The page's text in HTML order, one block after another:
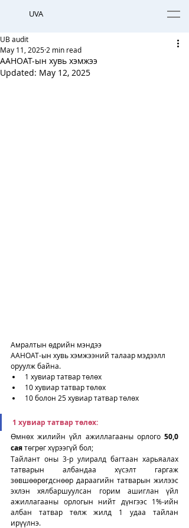
UVA
ААНОАТ-ын хувь хэмжээ
UB audit
May 11, 2025 2 min read
Updated: May 12, 2025
Амралтын өдрийн мэндээ
ААНОАТ-ын хувь хэмжээний талаар мэдээлл
оруулж байна.
1 хувиар татвар төлөх
10 хувиар татвар төлөх
10 болон 25 хувиар татвар төлөх
1 хувиар татвар төлөх:
Өмнөх жилийн үйл ажиллагааны орлого 50,0
сая төгрөг хүрээгүй бол;
Тайлант оны 3-р улиралд багтаан харьяалах
татварын албандаа хүсэлт гаргаж
зөвшөөрөгдснөөр дараагийн татварын жилээс
эхлэн хялбаршуулсан горим ашиглан үйл
ажиллагааны орлогын нийт дүнгээс 1%-ийн
албан татвар төлж жилд 1 удаа тайлан
ирүүлнэ.